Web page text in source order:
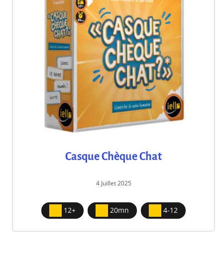
Casque Chèque Chat
4 Juillet 2025
12+ 20mn 4-12